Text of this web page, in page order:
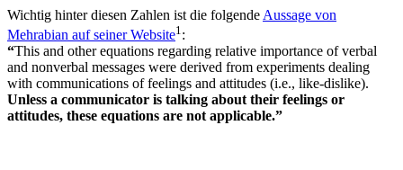
Wichtig hinter diesen Zahlen ist die folgende Aussage von
Mehrabian auf seiner Website1 :
“This and other equations regarding relative importance of verbal
and nonverbal messages were derived from experiments dealing
with communications of feelings and attitudes (i.e., like-dislike).
Unless a communicator is talking about their feelings or
attitudes, these equations are not applicable.”